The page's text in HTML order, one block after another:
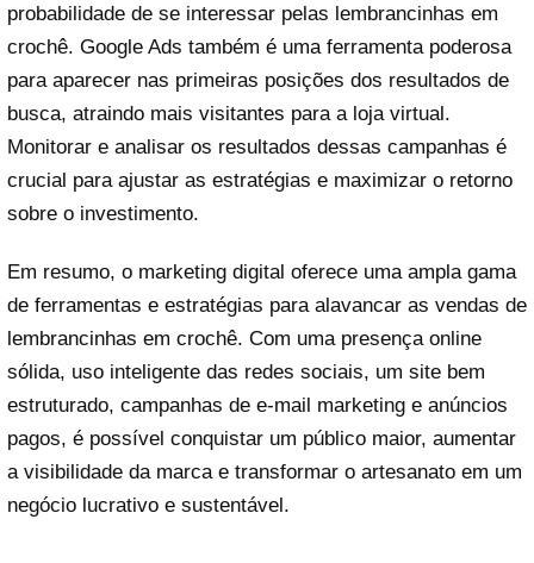
probabilidade de se interessar pelas lembrancinhas em
crochê. Google Ads também é uma ferramenta poderosa
para aparecer nas primeiras posições dos resultados de
busca, atraindo mais visitantes para a loja virtual.
Monitorar e analisar os resultados dessas campanhas é
crucial para ajustar as estratégias e maximizar o retorno
sobre o investimento.
Em resumo, o marketing digital oferece uma ampla gama
de ferramentas e estratégias para alavancar as vendas de
lembrancinhas em crochê. Com uma presença online
sólida, uso inteligente das redes sociais, um site bem
estruturado, campanhas de e-mail marketing e anúncios
pagos, é possível conquistar um público maior, aumentar
a visibilidade da marca e transformar o artesanato em um
negócio lucrativo e sustentável.